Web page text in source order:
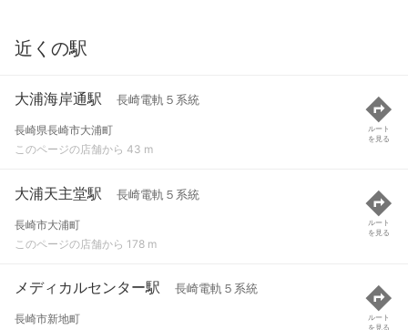
近くの駅
大浦海岸通駅 長崎電軌５系統
長崎県長崎市大浦町
このページの店舗から 43 m
ルート
を見る
大浦天主堂駅 長崎電軌５系統
長崎市大浦町
このページの店舗から 178 m
ルート
を見る
メディカルセンター駅 長崎電軌５系統
長崎市新地町
ルート
を見る